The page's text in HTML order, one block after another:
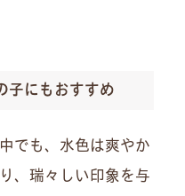
子にもおすすめ
でも、水色は爽やか
、瑞々しい印象を与